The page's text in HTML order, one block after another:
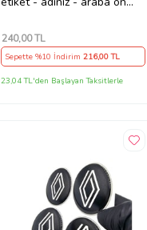
240,00 TL
Sepette %10 İndirim 216,00 TL
23,04 TL'den Başlayan Taksitlerle